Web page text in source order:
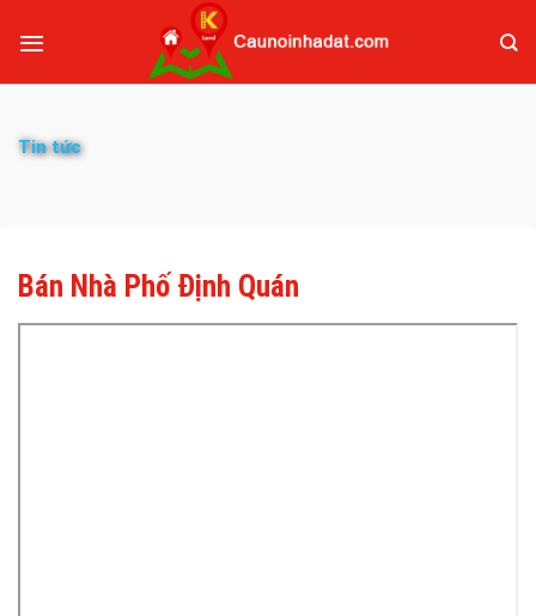
Tin tức
Bán Nhà Phố Định Quán